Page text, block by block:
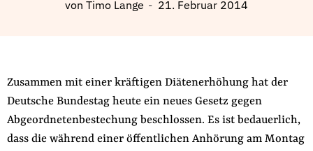
Appelle unterzeichnen
Impressum
von Timo Lange 21. Februar 2014
Zusammen mit einer kräftigen Diätenerhöhung hat der
Deutsche Bundestag heute ein neues Gesetz gegen
Abgeordnetenbestechung beschlossen. Es ist bedauerlich,
dass die während einer öffentlichen Anhörung am Montag